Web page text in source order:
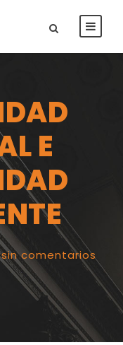
E
sin comentarios